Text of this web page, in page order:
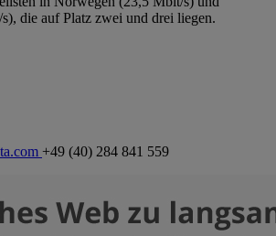
die auf Platz zwei und drei liegen.
+49 (40) 284 841 559